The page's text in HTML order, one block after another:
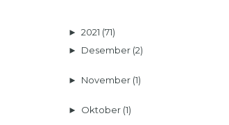
► 2021 (71)
► Desember (2)
► November (1)
► Oktober (1)